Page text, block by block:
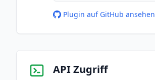
Plugin auf GitHub ansehen
API Zugriff